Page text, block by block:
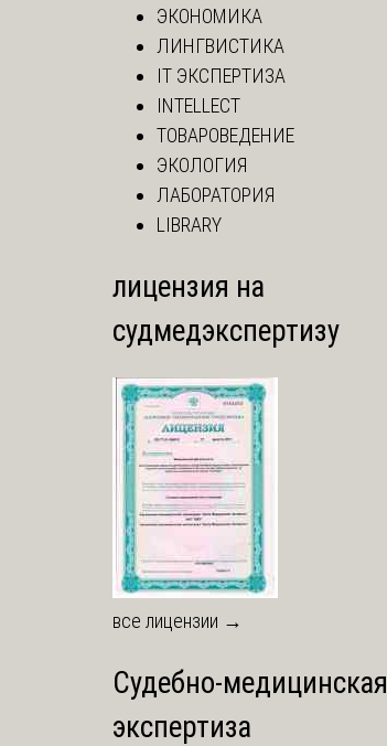
ЭКОНОМИКА
ЛИНГВИСТИКА
IT ЭКСПЕРТИЗА
INTELLECT
ТОВАРОВЕДЕНИЕ
ЭКОЛОГИЯ
ЛАБОРАТОРИЯ
LIBRARY
лицензия на
судмедэкспертизу
все лицензии →
Судебно-медицинская
экспертиза